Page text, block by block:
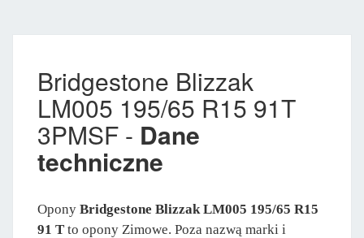
Bridgestone Blizzak
LM005 195/65 R15 91T
3PMSF - Dane
techniczne
Opony Bridgestone Blizzak LM005 195/65 R15
91 T to opony Zimowe. Poza nazwą marki i